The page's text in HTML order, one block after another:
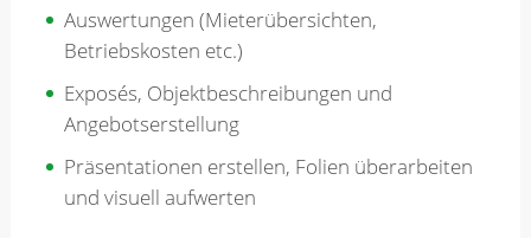
Auswertungen (Mieterübersichten,
Betriebskosten etc.)
Exposés, Objektbeschreibungen und
Angebotserstellung
Präsentationen erstellen, Folien überarbeiten
und visuell aufwerten